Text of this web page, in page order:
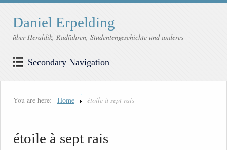
Daniel Erpelding
über Heraldik, Radfahren, Studentengeschichte und anderes
Secondary Navigation
You are here: Home étoile à sept rais
étoile à sept rais